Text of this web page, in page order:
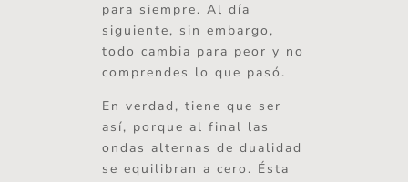
para siempre. Al día
siguiente, sin embargo,
todo cambia para peor y no
comprendes lo que pasó.
En verdad, tiene que ser
así, porque al final las
ondas alternas de dualidad
se equilibran a cero. Ésta